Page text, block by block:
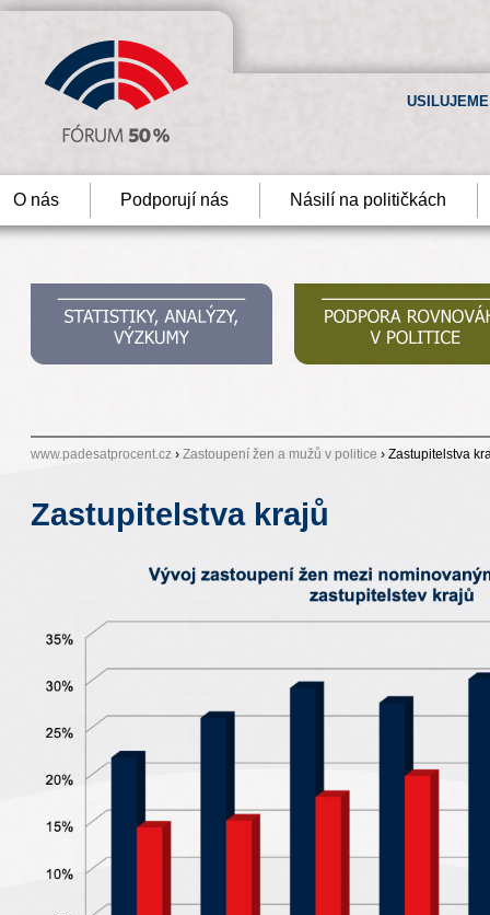
O nás Podporují nás Násilí na političkách
www.padesatprocent.cz › Zastoupení žen a mužů v politice › Zastupitelstva
Zastupitelstva krajů